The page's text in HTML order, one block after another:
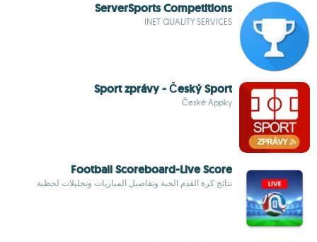
ServerSports Competitions
INET QUALITY SERVICES
Sport zprávy - Český Sport
České Appky
Football Scoreboard-Live Score
نتائج كرة القدم الحية وتفاصيل المباريات وتحليلات لحظية